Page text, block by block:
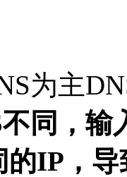
为主
同，
IP，